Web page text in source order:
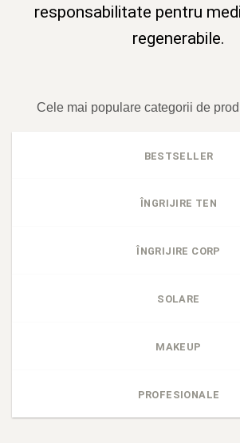
responsabilitate pentru
regenerabile.
Cele mai populare categorii de
BESTSELLER
ÎNGRIJIRE TEN
ÎNGRIJIRE CORP
SOLARE
MAKEUP
PROFESIONALE